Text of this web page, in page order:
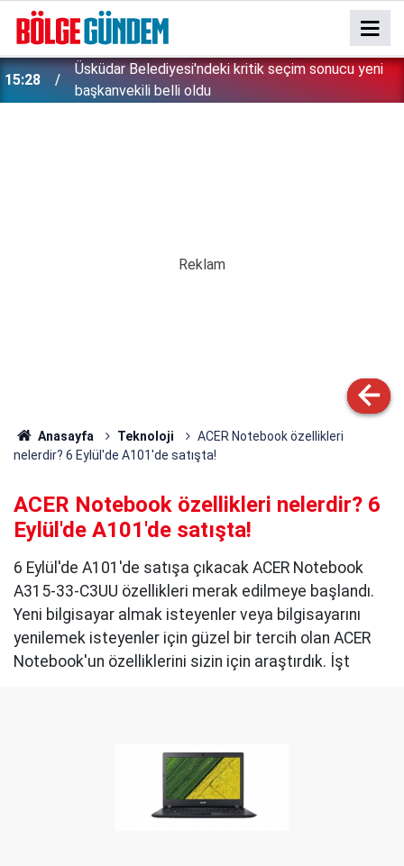
13:33
Etimesgut'taki yolsuzluk soruşturmasında olay
ifade: 5 Sene buradayız, yiyebildiğiniz kadar yiyin
Anasayfa Teknoloji
ACER Notebook özellikleri
nelerdir? 6 Eylül'de A101'de satışta!
ACER Notebook özellikleri nelerdir? 6
Eylül'de A101'de satışta!
6 Eylül'de A101'de satışa çıkacak ACER Notebook
A315-33-C3UU özellikleri merak edilmeye başlandı.
Yeni bilgisayar almak isteyenler veya bilgisayarını
yenilemek isteyenler için güzel bir tercih olan ACER
Notebook'un özelliklerini sizin için araştırdık. İşt